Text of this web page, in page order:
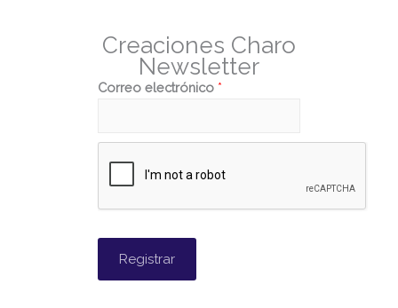
Creaciones Charo
Newsletter
Correo electrónico *
Registrar